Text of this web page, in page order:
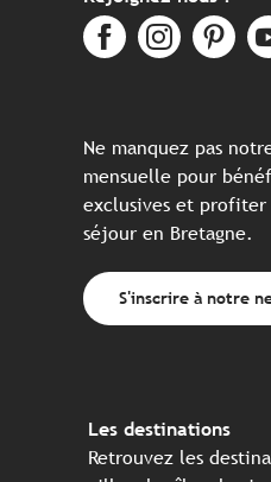
Ne manquez pas
mensuelle pour
exclusives et
séjour en Bretagne.
S'inscrire à notre
Les destinations
Retrouvez les